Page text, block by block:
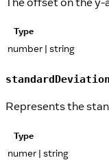
Type
number | string
standardDeviation
Represents the
Type
numer | string